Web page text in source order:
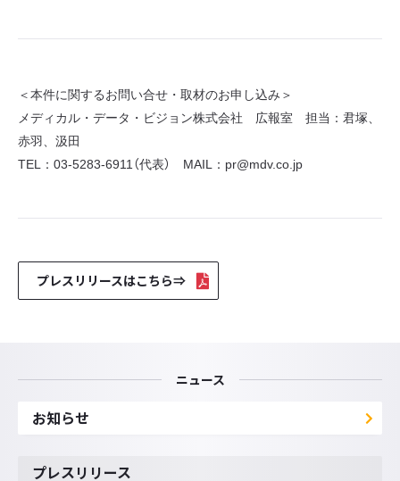
＜本件に関するお問い合せ・取材のお申し込み＞
メディカル・データ・ビジョン株式会社 広報室 担当：君塚、
赤羽、汲田
TEL：03-5283-6911（代表） MAIL：pr@mdv.co.jp
プレスリリースはこちら⇒
ニュース
お知らせ
プレスリリース